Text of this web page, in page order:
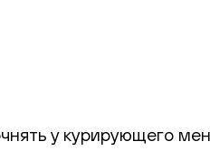
у курирующего